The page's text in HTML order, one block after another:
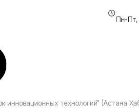
Пн-
инновационных технологий" (Астана